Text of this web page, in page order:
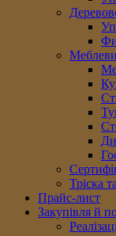
Тріска
Прайс-лист
Закупівля й